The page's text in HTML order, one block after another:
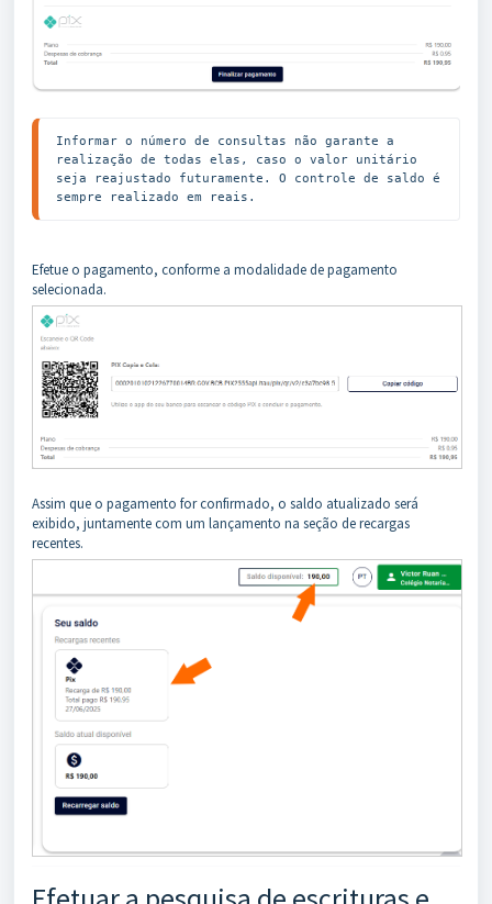
Informar o número de consultas não garante a
realização de todas elas, caso o valor unitário
seja reajustado futuramente. O controle de saldo é
sempre realizado em reais.
Efetue o pagamento, conforme a modalidade de pagamento
selecionada.
Assim que o pagamento for confirmado, o saldo atualizado será
exibido, juntamente com um lançamento na seção de recargas
recentes.